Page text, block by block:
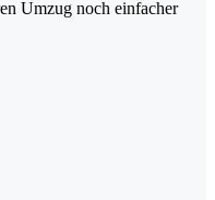
Umzug noch einfacher